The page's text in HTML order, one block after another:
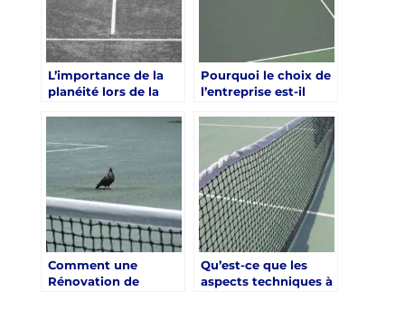
L’importance de la
planéité lors de la
terrain de tennis en
béton poreux à Paris
Pourquoi le choix de
l’entreprise est-il
rénovation d’un
terrain de tennis en
béton poreux à Paris
?
Comment une
Rénovation de
Qu’est-ce que les
aspects techniques à